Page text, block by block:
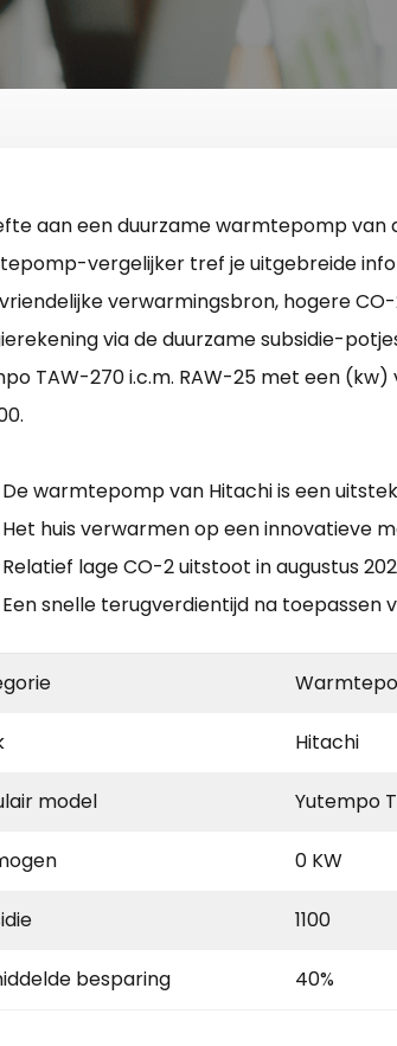
aan een duurzame warmtepomp van
vergelijker tref je uitgebreide
verwarmingsbron, hogere
via de duurzame subsidie-
TAW-270 i.c.m. RAW-25 met een
De warmtepomp van Hitachi is een
Het huis verwarmen op een innovatieve
Relatief lage CO-2 uitstoot in augustus
Een snelle terugverdientijd na toepassen
Hitachi
model Yutempo
0 KW
1100
besparing 40%